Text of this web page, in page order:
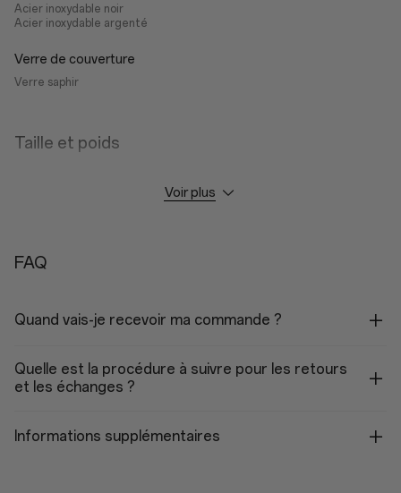
Acier inoxydable noir
Acier inoxydable argenté
Verre de couverture
Verre saphir
Taille et poids
81 g (avec le bracelet)
Autonomie de la batterie
Mode Économie d'énergie
Jusqu'à 16 jours
Voir plus
FAQ
Quand vais-je recevoir ma commande ?
Quelle est la procédure à suivre pour les retours
et les échanges ?
Informations supplémentaires